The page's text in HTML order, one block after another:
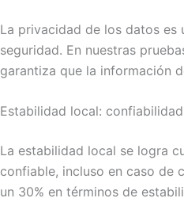
La privacidad de los datos es
seguridad. En nuestras
garantiza que la información
Estabilidad local:
La estabilidad local se logra
confiable, incluso en caso de
un 30% en términos de